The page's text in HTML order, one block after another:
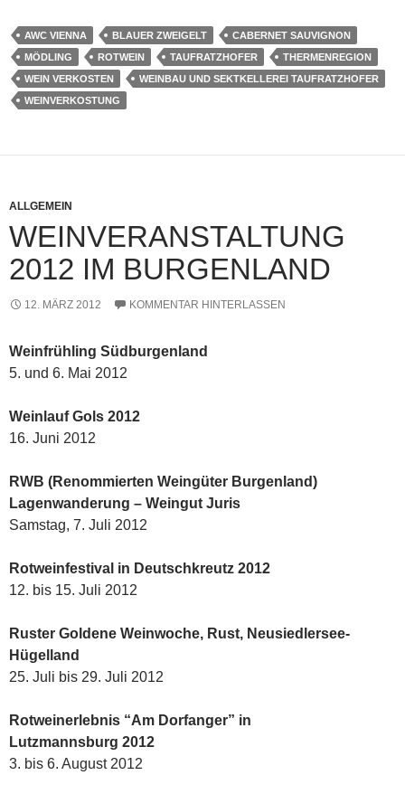
AWC VIENNA BLAUER ZWEIGELT
CABERNET SAUVIGNON
MÖDLING
ROTWEIN TAUFRATZHOFER
THERMENREGION
WEIN VERKOSTEN
WEINBAU UND SEKTKELLEREI TAUFRATZHOFER
WEINVERKOSTUNG
ALLGEMEIN
WEINVERANSTALTUNG
2012 IM BURGENLAND
12. MÄRZ 2012 KOMMENTAR HINTERLASSEN
Weinfrühling Südburgenland
5. und 6. Mai 2012
Weinlauf Gols 2012
16. Juni 2012
RWB (Renommierten Weingüter Burgenland)
Lagenwanderung – Weingut Juris
Samstag, 7. Juli 2012
Rotweinfestival in Deutschkreutz 2012
12. bis 15. Juli 2012
Ruster Goldene Weinwoche, Rust, Neusiedlersee-
Hügelland
25. Juli bis 29. Juli 2012
Rotweinerlebnis “Am Dorfanger” in
Lutzmannsburg 2012
3. bis 6. August 2012